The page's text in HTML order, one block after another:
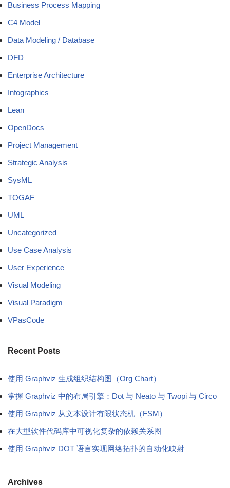
Business Process Mapping
C4 Model
Data Modeling / Database
DFD
Enterprise Architecture
Infographics
Lean
OpenDocs
Project Management
Strategic Analysis
SysML
TOGAF
UML
Uncategorized
Use Case Analysis
User Experience
Visual Modeling
Visual Paradigm
VPasCode
Recent Posts
使用 Graphviz 生成组织结构图（Org Chart）
掌握 Graphviz 中的布局引擎：Dot 与 Neato 与 Twopi 与 Circo
使用 Graphviz 从文本设计有限状态机（FSM）
在大型软件代码库中可视化复杂的依赖关系图
使用 Graphviz DOT 语言实现网络拓扑的自动化映射
Archives